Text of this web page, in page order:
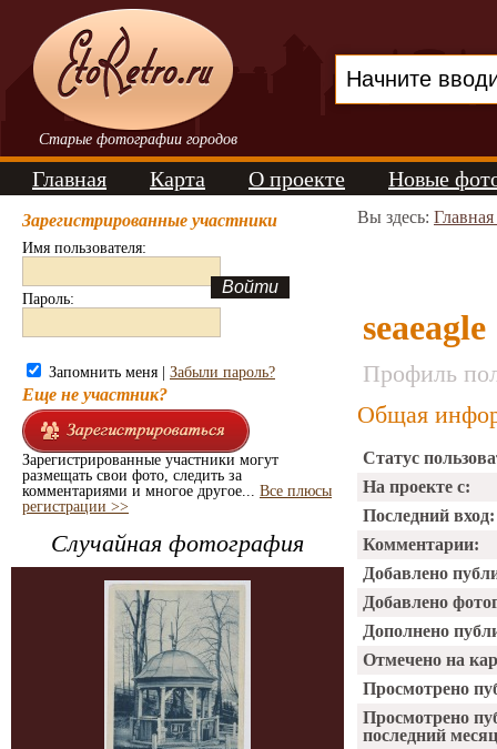
Старые фотографии городов
Главная Карта О проекте Новые
Зарегистрированные участники
Имя пользователя:
Пароль:
Запомнить меня | Забыли пароль?
Еще не участник?
Зарегистрированные участники могут
размещать свои фото, следить за
комментариями и многое другое... Все плюсы
регистрации >>
Случайная фотография
Вы здесь:
seaeagle
Профиль
Общая
Статус
На проекте с:
Последний вход:
Комментарии:
Добавлено
Добавлено
Дополнено
Отмечено на
Просмотрено
Просмотрено
последний